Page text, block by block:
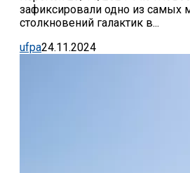
зафиксировали одно из самых
столкновений галактик в...
ufpa24.11.2024